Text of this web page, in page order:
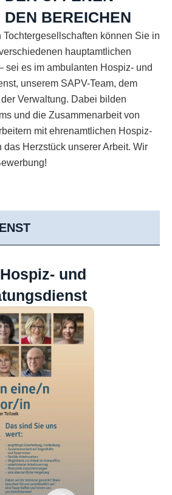
BEREICHEN
Tochtergesellschaften können Sie in
hauptamtlichen
sei es im ambulanten Hospiz- und
unserem SAPV-Team, dem
Verwaltung. Dabei bilden
und die Zusammenarbeit von
mit ehrenamtlichen Hospiz-
das Herzstück unserer Arbeit. Wir
und